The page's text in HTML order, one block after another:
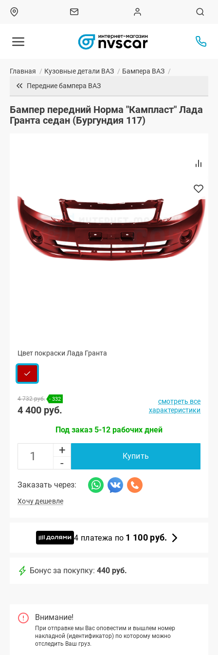
Главная / Кузовные детали ВАЗ / Бампера ВАЗ /
Передние бампера ВАЗ
Бампер передний Норма "Кампласт" Лада
Гранта седан (Бургундия 117)
Цвет покраски Лада Гранта
4 732 руб. - 332
4 400 руб.
смотреть все
характеристики
Под заказ 5-12 рабочих дней
+
-
Купить
Заказать через:
Хочу дешевле
4 платежа по 1 100 руб.
Бонус за покупку: 440 руб.
Внимание!
При отправке мы Вас оповестим и вышлем номер
накладной (идентификатор) по которому можно
отследить Ваш груз.